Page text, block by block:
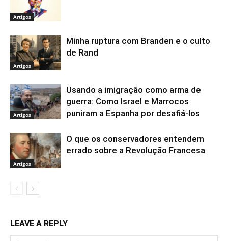
Artigos
Artigos
Minha ruptura com Branden e o culto
de Rand
Artigos
Usando a imigração como arma de
guerra: Como Israel e Marrocos
puniram a Espanha por desafiá-los
Artigos
O que os conservadores entendem
errado sobre a Revolução Francesa
LEAVE A REPLY